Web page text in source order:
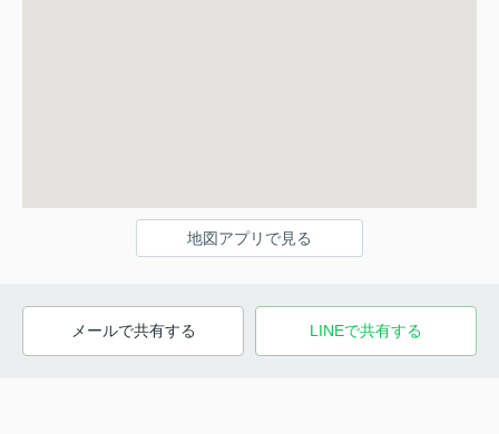
地図アプリで見る
メールで共有する LINEで共有する